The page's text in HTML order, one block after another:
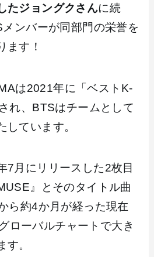
たジョングクさんに続
ンバーが同部門の栄誉を
ます！
は2021年に「ベストK-
れ、BTSはチームとして
しています。
7月にリリースした2枚目
』とそのタイトル曲
ら約4か月が経った現在
ローバルチャートで大き
す。